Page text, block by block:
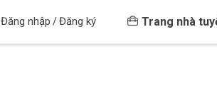
Đăng nhập /Đăng ký Trang nhà